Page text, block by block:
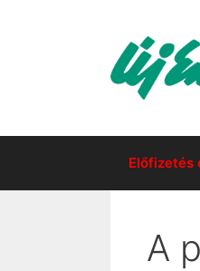
Előfizetés
A